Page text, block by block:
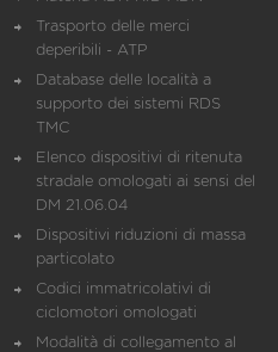
Trasporto delle merci
deperibili - ATP
Database delle località a
supporto dei sistemi RDS
TMC
Elenco dispositivi di ritenuta
stradale omologati ai sensi del
DM 21.06.04
Dispositivi riduzioni di massa
particolato
Codici immatricolativi di
ciclomotori omologati
Modalità di collegamento al